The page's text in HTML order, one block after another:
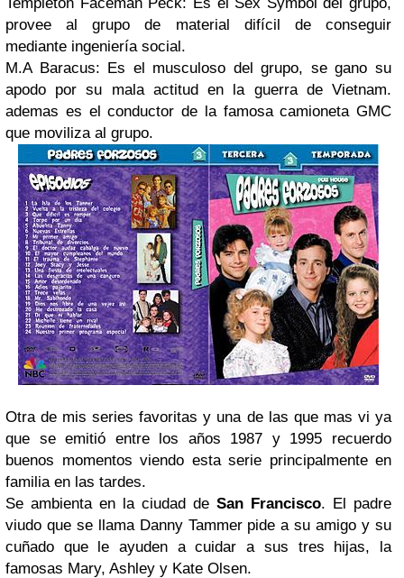
provee al grupo de material difícil de conseguir
mediante ingeniería social.
M.A Baracus: Es el musculoso del grupo, se gano su
apodo por su mala actitud en la guerra de Vietnam.
ademas es el conductor de la famosa camioneta GMC
que moviliza al grupo.
Otra de mis series favoritas y una de las que mas vi ya
que se emitió entre los años 1987 y 1995 recuerdo
buenos momentos viendo esta serie principalmente en
familia en las tardes.
Se ambienta en la ciudad de San Francisco. El padre
viudo que se llama Danny Tammer pide a su amigo y su
cuñado que le ayuden a cuidar a sus tres hijas, la
famosas Mary, Ashley y Kate Olsen.